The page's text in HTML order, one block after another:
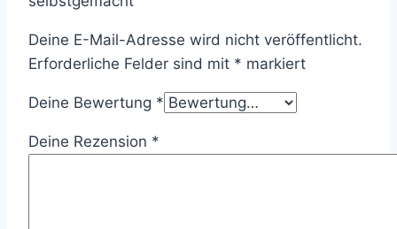
Deine E-Mail-Adresse wird nicht veröffentlicht.
Erforderliche Felder sind mit * markiert
Deine Bewertung *
Deine Rezension *